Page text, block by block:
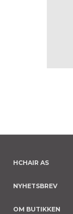
HCHAIR AS
NYHETSBREV
OM BUTIKKEN